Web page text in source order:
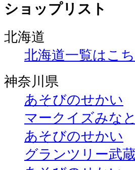
ショップリスト
北海道
北海道一覧はこ
神奈川県
あそびのせかい
マークイズみな
あそびのせかい
グランツリー武